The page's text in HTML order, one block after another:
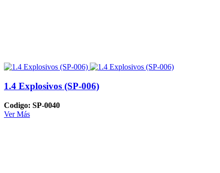
1.4 Explosivos (SP-006)
Codigo: SP-0040
Ver Más